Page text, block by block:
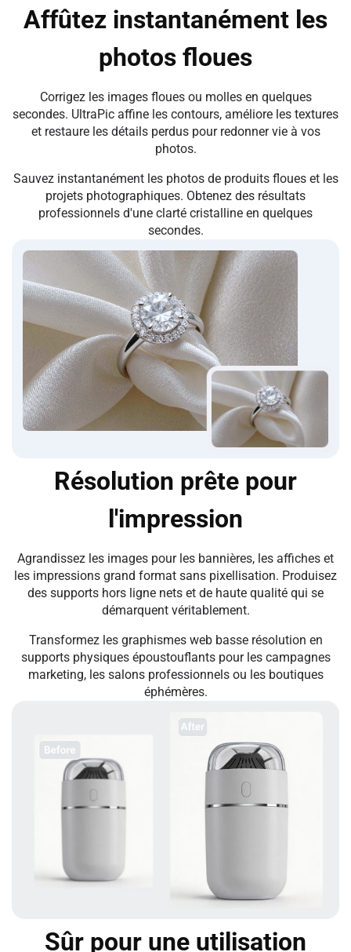
Affûtez instantanément les
photos floues
Corrigez les images floues ou molles en quelques
secondes. UltraPic affine les contours, améliore les textures
et restaure les détails perdus pour redonner vie à vos
photos.
Sauvez instantanément les photos de produits floues et les
projets photographiques. Obtenez des résultats
professionnels d'une clarté cristalline en quelques
secondes.
Résolution prête pour
l'impression
Agrandissez les images pour les bannières, les affiches et
les impressions grand format sans pixellisation. Produisez
des supports hors ligne nets et de haute qualité qui se
démarquent véritablement.
Transformez les graphismes web basse résolution en
supports physiques époustouflants pour les campagnes
marketing, les salons professionnels ou les boutiques
éphémères.
Sûr pour une utilisation